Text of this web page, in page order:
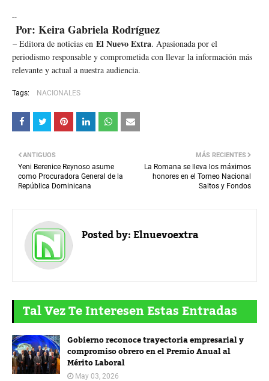
--
Por: Keira Gabriela Rodríguez
– Editora de noticias en El Nuevo Extra. Apasionada por el
periodismo responsable y comprometida con llevar la información más
relevante y actual a nuestra audiencia.
Tags: NACIONALES
MÁS RECIENTES
La Romana se lleva los máximos
honores en el Torneo Nacional
Saltos y Fondos
ANTIGUOS
Yeni Berenice Reynoso asume
como Procuradora General de la
República Dominicana
Posted by:Elnuevoextra
Tal Vez Te Interesen Estas Entradas
Gobierno reconoce trayectoria empresarial y
compromiso obrero en el Premio Anual al
Mérito Laboral
May 03, 2026